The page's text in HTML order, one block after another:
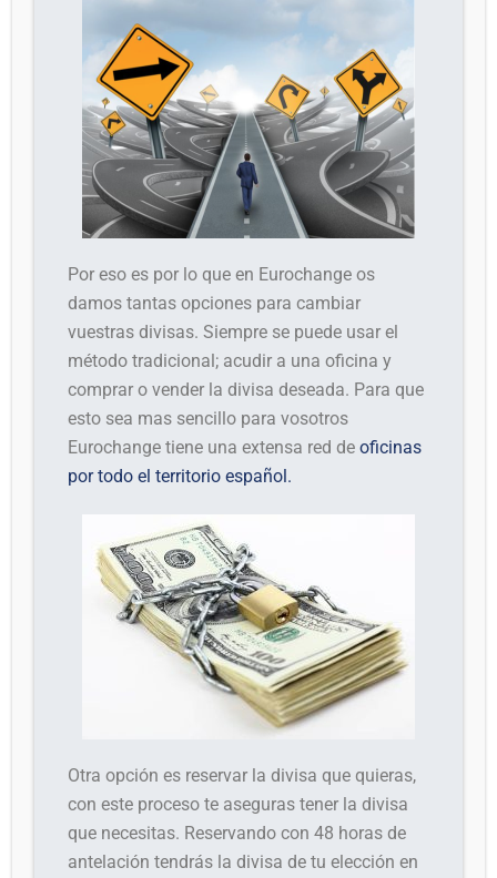
Por eso es por lo que en Eurochange os
damos tantas opciones para cambiar
vuestras divisas. Siempre se puede usar el
método tradicional; acudir a una oficina y
comprar o vender la divisa deseada. Para que
esto sea mas sencillo para vosotros
Eurochange tiene una extensa red deoficinas
por todo el territorio español.
Otra opción es reservar la divisa que quieras,
con este proceso te aseguras tener la divisa
que necesitas. Reservando con 48 horas de
antelación tendrás la divisa de tu elección en